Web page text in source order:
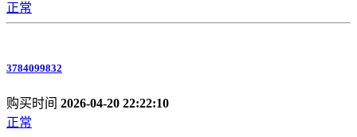
正常
3784099832
购买时间 2026-04-20 22:22:10
正常